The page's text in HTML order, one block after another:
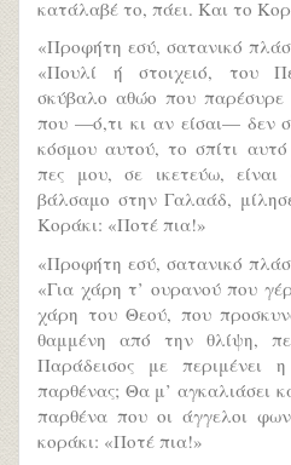
κατάλαβέ το, πάει. Και το
«Προφήτη εσύ, σατανικό
«Πουλί ή στοιχειό, του
σκύβαλο αθώο που
που —ό,τι κι αν είσαι— δεν
κόσμου αυτού, το σπίτι
πες μου, σε ικετεύω,
βάλσαμο στην Γαλαάδ,
Κοράκι: «Ποτέ πια!»
«Προφήτη εσύ, σατανικό
«Για χάρη τ’ ουρανού που
χάρη του Θεού, που
θαμμένη από την θλίψη,
Παράδεισος με περιμένει
παρθένας; Θα μ’ αγκαλιάσει
παρθένα που οι άγγελοι
κοράκι: «Ποτέ πια!»